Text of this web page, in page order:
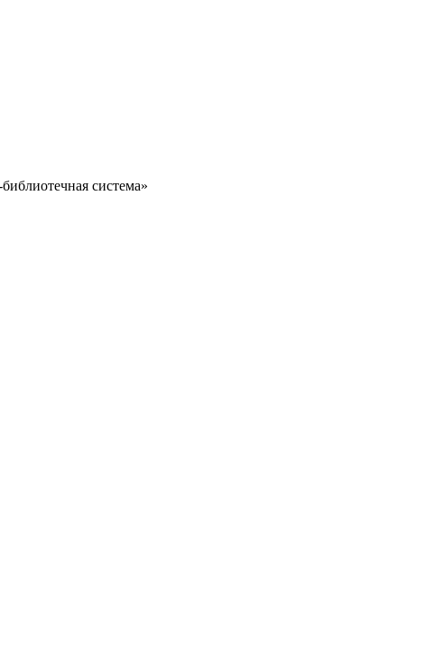
система»